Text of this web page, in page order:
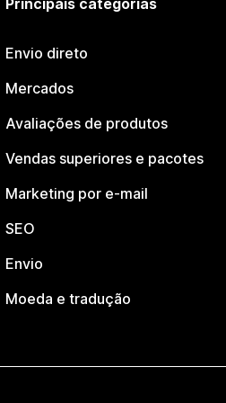
Principais categorias
Envio direto
Mercados
Avaliações de produtos
Vendas superiores e pacotes
Marketing por e-mail
SEO
Envio
Moeda e tradução